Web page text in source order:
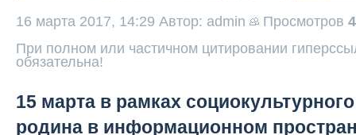
16 марта 2017, 14:29 Автор: admin Просмотров
При полном или частичном цитировании
обязательна!
15 марта в рамках
родина в информационном